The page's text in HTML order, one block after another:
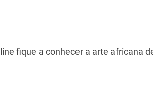
fique a conhecer a arte africana